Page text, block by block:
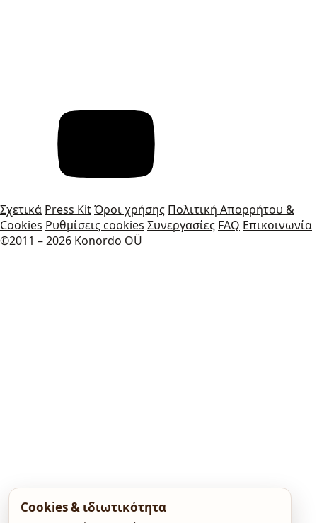
Σχετικά Press KitΌροι χρήσης Πολιτική Απορρήτου &
Cookies Ρυθμίσεις cookies Συνεργασίες FAQ Επικοινωνία
©2011 – 2026 Konordo OÜ
Cookies & ιδιωτικότητα